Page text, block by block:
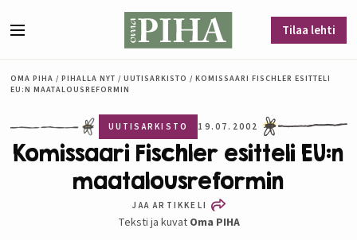
Tilaa lehti
OMA PIHA / PIHALLA NYT / UUTISARKISTO / KOMISSAARI FISCHLER ESITTELI
EU:N MAATALOUSREFORMIN
UUTISARKISTO 19.07.2002
Komissaari Fischler esitteli EU:n
maatalousreformin
JAA ARTIKKELI
Teksti ja kuvat Oma PIHA